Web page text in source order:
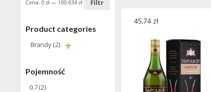
Filtr
Cena: 0 zł — 100.634 zł
Product categories
Brandy(2)
Pojemność
0.7(2)
45,74 zł